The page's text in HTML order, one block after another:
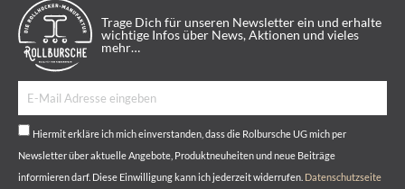
Trage Dich für unseren Newsletter ein und erhalte
wichtige Infos über News, Aktionen und vieles
mehr…
Hiermit erkläre ich mich einverstanden, dass die Rolbursche UG mich per
Newsletter über aktuelle Angebote, Produktneuheiten und neue Beiträge
informieren darf. Diese Einwilligung kann ich jederzeit widerrufen. Datenschutzseite